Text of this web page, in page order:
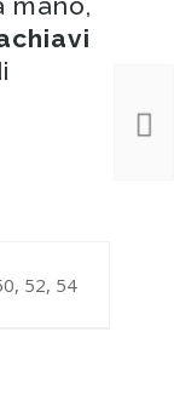
52, 54